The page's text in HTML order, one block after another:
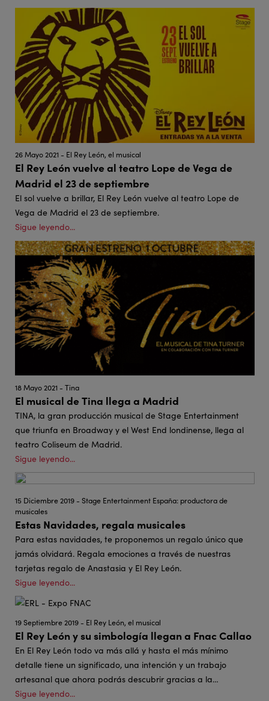
26 Mayo 2021 - El Rey León, el musical
El Rey León vuelve al teatro Lope de Vega de
Madrid el 23 de septiembre
El sol vuelve a brillar, El Rey León vuelve al teatro Lope de
Vega de Madrid el 23 de septiembre.
Sigue leyendo...
18 Mayo 2021 - Tina
El musical de Tina llega a Madrid
TINA, la gran producción musical de Stage Entertainment
que triunfa en Broadway y el West End londinense, llega al
teatro Coliseum de Madrid.
Sigue leyendo...
15 Diciembre 2019 - Stage Entertainment España: productora de
musicales
Estas Navidades, regala musicales
Para estas navidades, te proponemos un regalo único que
jamás olvidará. Regala emociones a través de nuestras
tarjetas regalo de Anastasia y El Rey León.
Sigue leyendo...
19 Septiembre 2019 - El Rey León, el musical
El Rey León y su simbología llegan a Fnac Callao
En El Rey León todo va más allá y hasta el más mínimo
detalle tiene un significado, una intención y un trabajo
artesanal que ahora podrás descubrir gracias a la
exposición que se celebrará en la tienda FNAC de la calle
Sigue leyendo...